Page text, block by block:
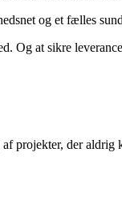
og et fælles
Og at sikre
projekter, der aldrig